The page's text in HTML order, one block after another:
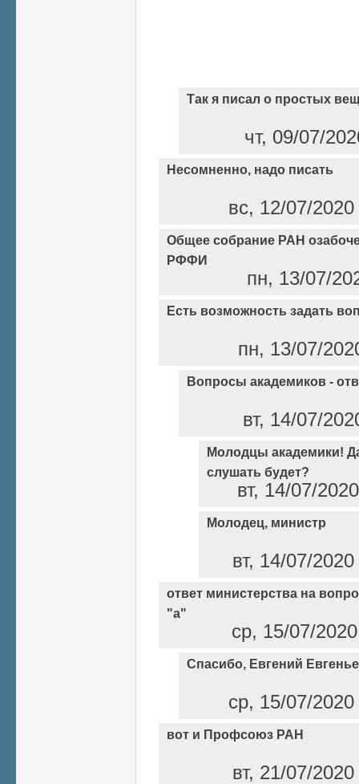
Так я писал о простых
чт, 09/07/
Несомненно, надо писать
вс, 12/07/
Общее собрание РАН
РФФИ
пн, 13/07/
Есть возможность задать
пн, 13/07/
Вопросы академиков -
вт, 14/07/
Молодцы академики!
слушать будет?
вт, 14/07/
Молодец, министр
вт, 14/07/
ответ министерства на
"а"
ср, 15/07/
Спасибо, Евгений
ср, 15/07/
вот и Профсоюз РАН
вт, 21/07/